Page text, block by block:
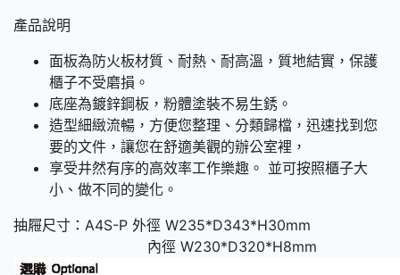
產品說明
面板為防火板材質、耐熱、耐高溫，質地結實，保護
櫃子不受磨損。
底座為鍍鋅鋼板，粉體塗裝不易生銹。
造型細緻流暢，方便您整理、分類歸檔，迅速找到您
要的文件，讓您在舒適美觀的辦公室裡，
享受井然有序的高效率工作樂趣。 並可按照櫃子大
小、做不同的變化。
抽屜尺寸：A4S-P 外徑 W235*D343*H30mm
內徑 W230*D320*H8mm